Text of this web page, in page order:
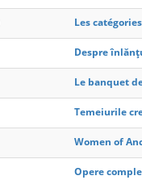
Les
Despre
Le banquet
Temeiurile
Women of
Opere